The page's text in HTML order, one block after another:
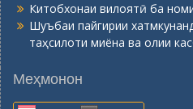
Китобхонаи вилоятӣ ба
Шуъбаи пайгирии
таҳсилоти миёна ва олии
Меҳмонон